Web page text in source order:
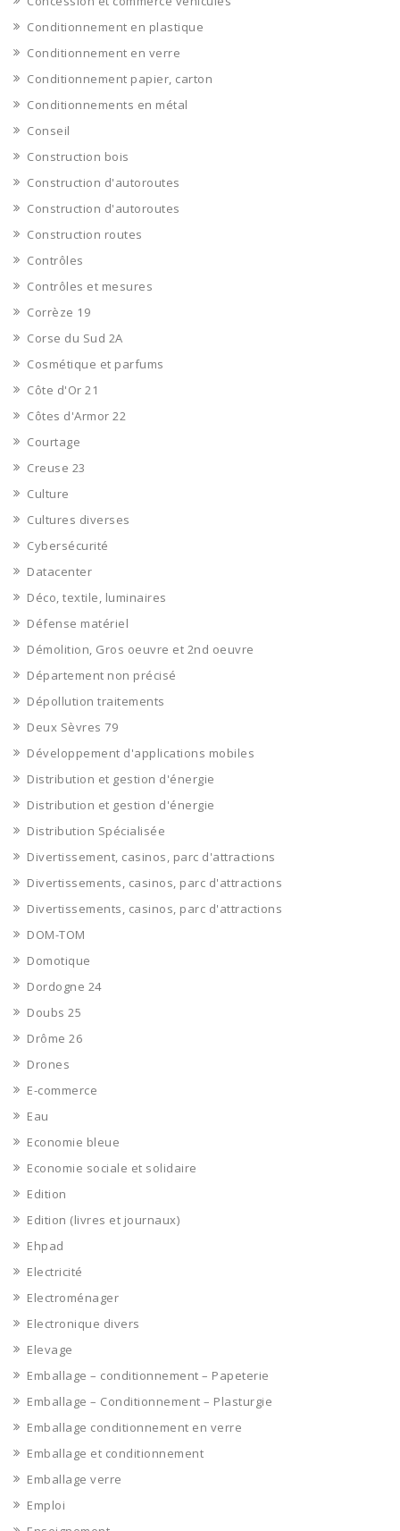
Conditionnement en plastique
Conditionnement en verre
Conditionnement papier, carton
Conditionnements en métal
Conseil
Construction bois
Construction d'autoroutes
Construction d'autoroutes
Construction routes
Contrôles
Contrôles et mesures
Corrèze 19
Corse du Sud 2A
Cosmétique et parfums
Côte d'Or 21
Côtes d'Armor 22
Courtage
Creuse 23
Culture
Cultures diverses
Cybersécurité
Datacenter
Déco, textile, luminaires
Défense matériel
Démolition, Gros oeuvre et 2nd oeuvre
Département non précisé
Dépollution traitements
Deux Sèvres 79
Développement d'applications mobiles
Distribution et gestion d'énergie
Distribution et gestion d'énergie
Distribution Spécialisée
Divertissement, casinos, parc d'attractions
Divertissements, casinos, parc d'attractions
Divertissements, casinos, parc d'attractions
DOM-TOM
Domotique
Dordogne 24
Doubs 25
Drôme 26
Drones
E-commerce
Eau
Economie bleue
Economie sociale et solidaire
Edition
Edition (livres et journaux)
Ehpad
Electricité
Electroménager
Electronique divers
Elevage
Emballage – conditionnement – Papeterie
Emballage – Conditionnement – Plasturgie
Emballage conditionnement en verre
Emballage et conditionnement
Emballage verre
Emploi